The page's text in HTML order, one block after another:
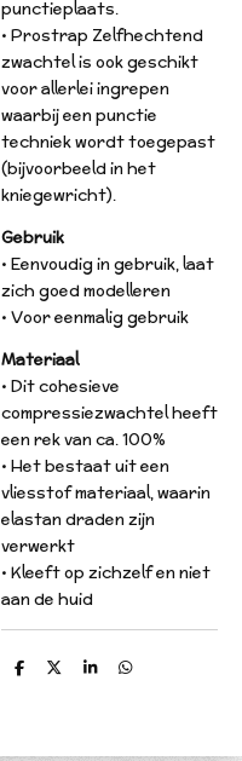
punctieplaats.
• Prostrap Zelfhechtend
zwachtel is ook geschikt
voor allerlei ingrepen
waarbij een punctie
techniek wordt toegepast
(bijvoorbeeld in het
kniegewricht).
Gebruik
• Eenvoudig in gebruik, laat
zich goed modelleren
• Voor eenmalig gebruik
Materiaal
• Dit cohesieve
compressiezwachtel heeft
een rek van ca. 100%
• Het bestaat uit een
vliesstof materiaal, waarin
elastan draden zijn
verwerkt
• Kleeft op zichzelf en niet
aan de huid
D
D
S
D